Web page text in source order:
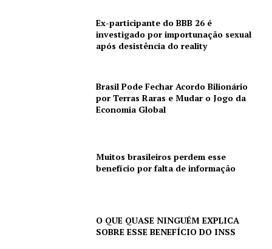
Ex-participante do BBB 26 é
investigado por importunação sexual
após desistência do reality
Brasil Pode Fechar Acordo Bilionário
por Terras Raras e Mudar o Jogo da
Economia Global
Muitos brasileiros perdem esse
benefício por falta de informação
O QUE QUASE NINGUÉM EXPLICA
SOBRE ESSE BENEFÍCIO DO INSS